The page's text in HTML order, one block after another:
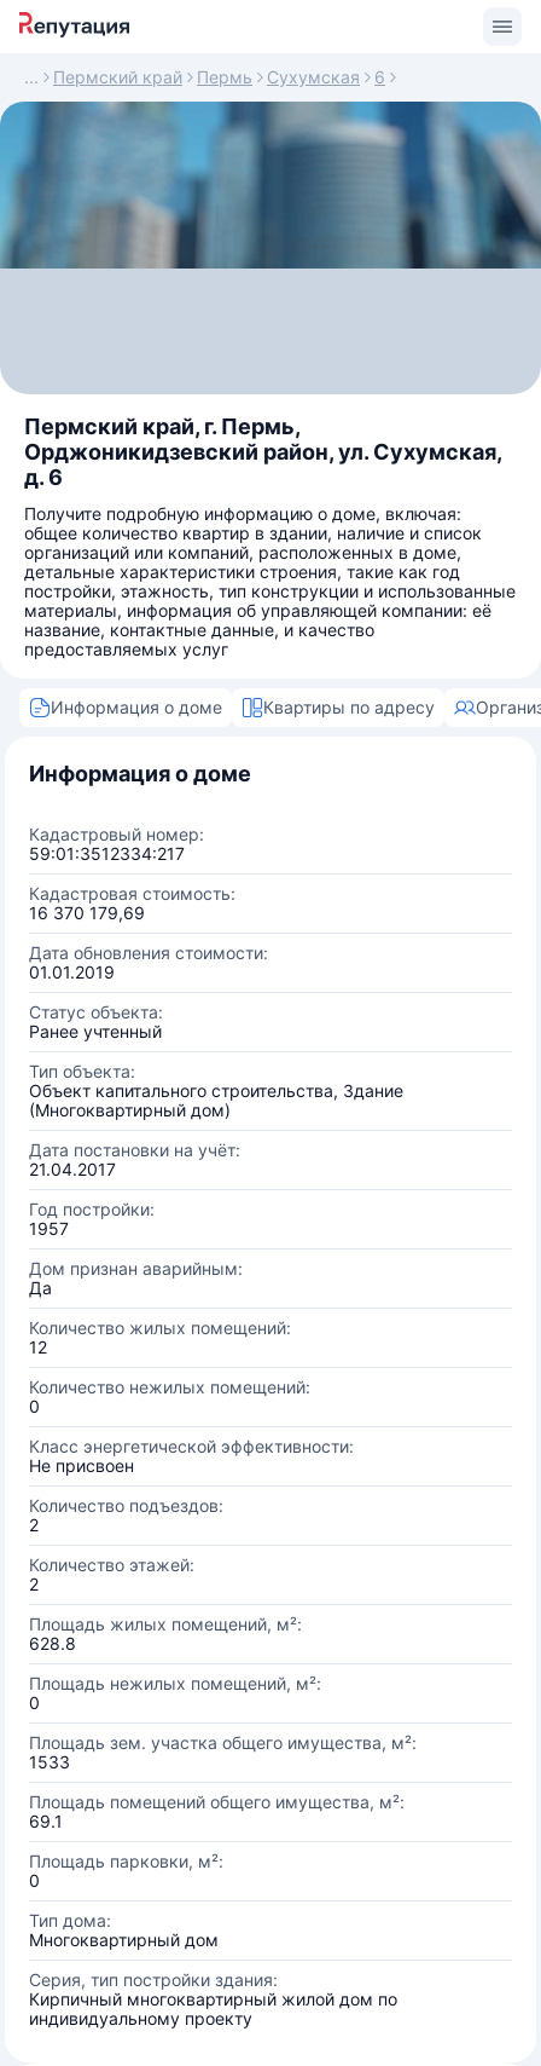
Пермский край Пермь Сухумская 6
Пермский край, г. Пермь,
Орджоникидзевский район, ул. Сухумская,
д. 6
Получите подробную информацию о доме, включая:
общее количество квартир в здании, наличие и список
организаций или компаний, расположенных в доме,
детальные характеристики строения, такие как год
постройки, этажность, тип конструкции и использованные
материалы, информация об управляющей компании: её
название, контактные данные, и качество
предоставляемых услуг
Информация о доме Квартиры по адресу
Информация о доме
Кадастровый номер:
59:01:3512334:217
Кадастровая стоимость:
16 370 179,69
Дата обновления стоимости:
01.01.2019
Статус объекта:
Ранее учтенный
Тип объекта:
Объект капитального строительства, Здание
(Многоквартирный дом)
Дата постановки на учёт:
21.04.2017
Год постройки:
1957
Дом признан аварийным:
Да
Количество жилых помещений:
12
Количество нежилых помещений:
0
Класс энергетической эффективности:
Не присвоен
Количество подъездов:
2
Количество этажей:
2
Площадь жилых помещений, м²:
628.8
Площадь нежилых помещений, м²:
0
Площадь зем. участка общего имущества, м²:
1533
Площадь помещений общего имущества, м²:
69.1
Площадь парковки, м²:
0
Тип дома:
Многоквартирный дом
Серия, тип постройки здания:
Кирпичный многоквартирный жилой дом по
индивидуальному проекту